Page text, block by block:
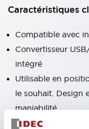
Caractéristiques
Compatible avec
Convertisseur
intégré
Utilisable en
le souhait. Design
maniabilité
Fixation facile des